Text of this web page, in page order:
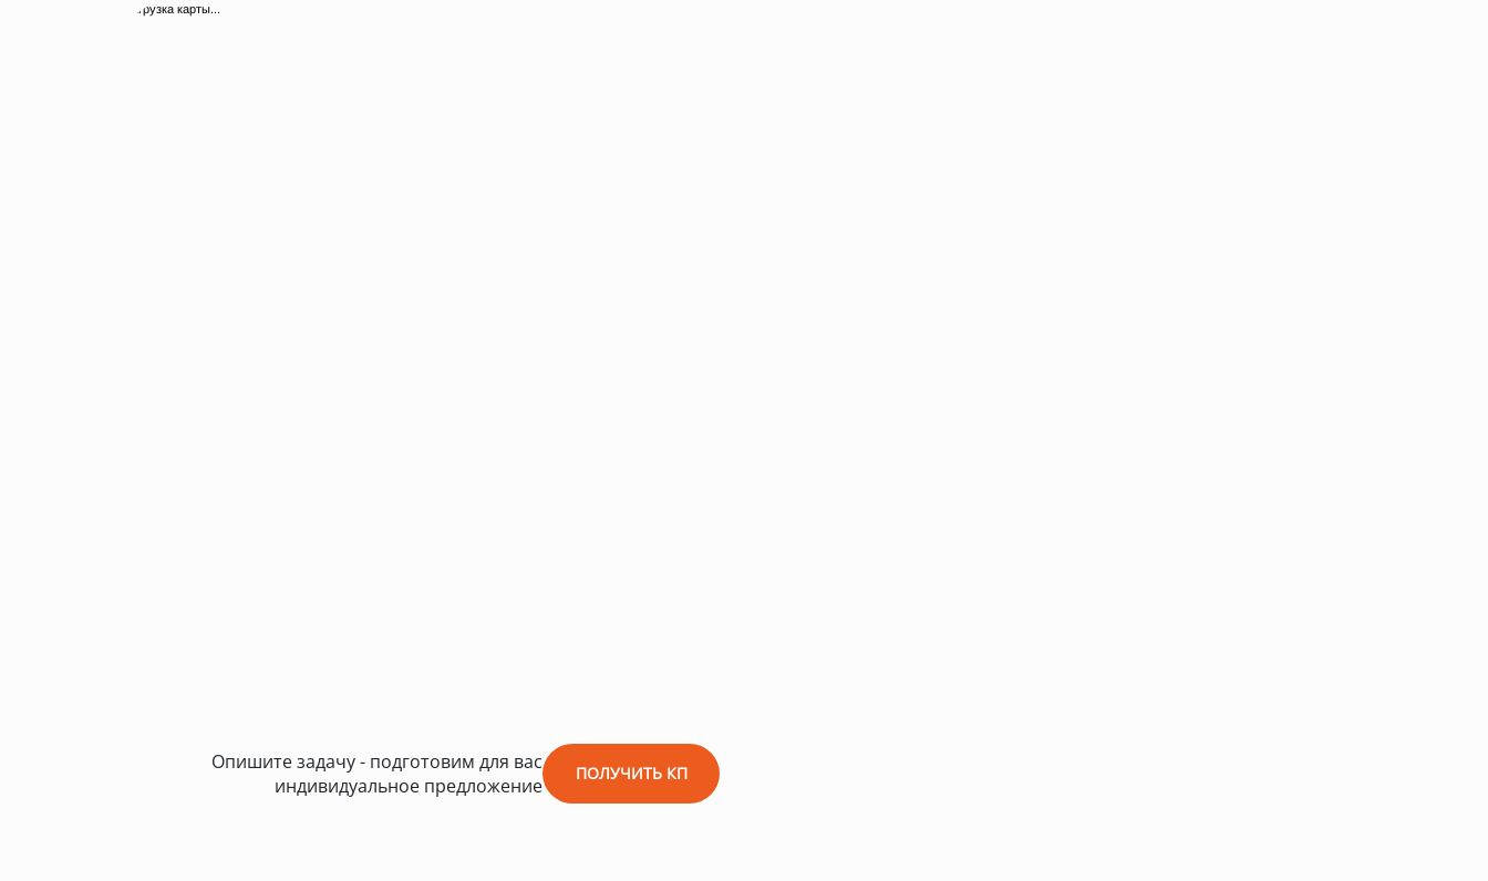
Опишите задачу - подготовим для вас
индивидуальное предложение
ПОЛУЧИТЬ КП
загрузка карты...